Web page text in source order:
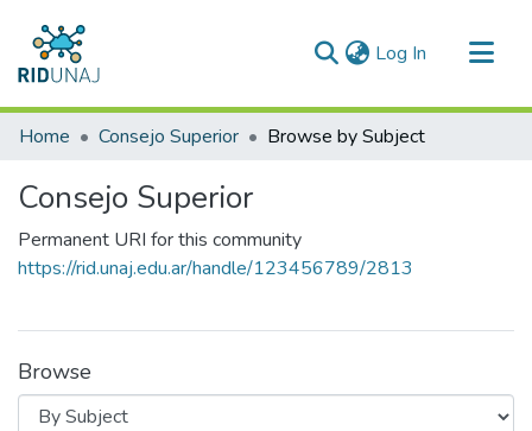
Log In (current)
Communities & Collections
Home Consejo Superior Browse by Subject
Consejo Superior
Permanent URI for this community
https://rid.unaj.edu.ar/handle/123456789/2813
Browse